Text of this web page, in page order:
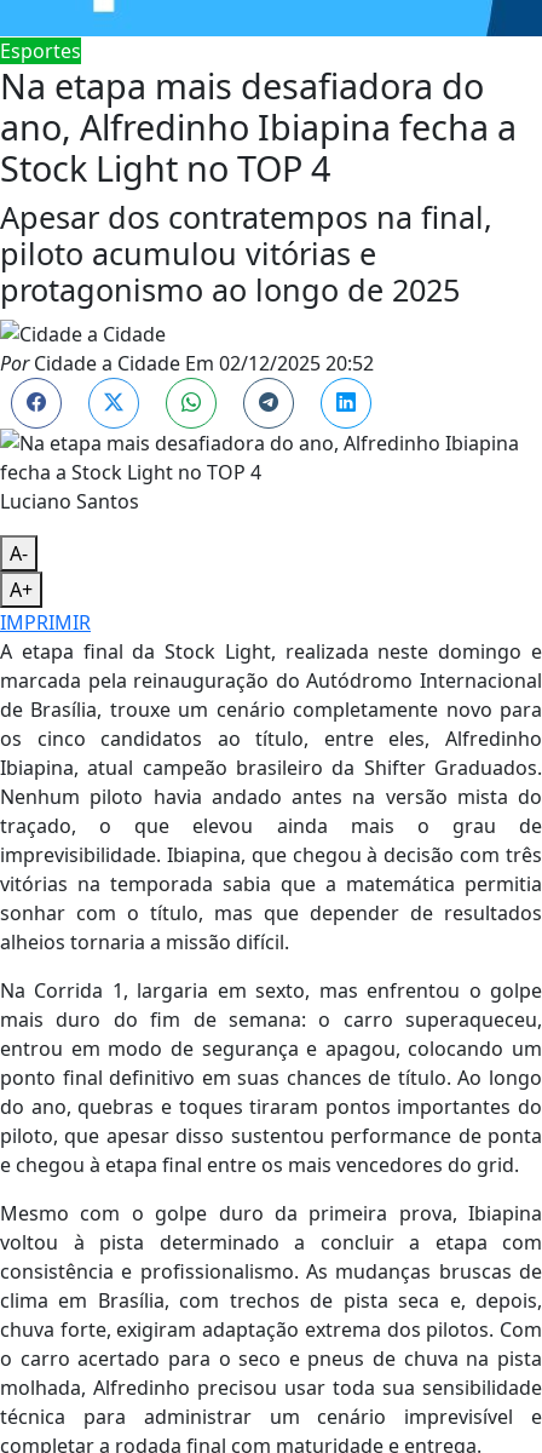
Esportes
Na etapa mais desafiadora do
ano, Alfredinho Ibiapina fecha a
Stock Light no TOP 4
Apesar dos contratempos na final,
piloto acumulou vitórias e
protagonismo ao longo de 2025
PorCidade a Cidade Em 02/12/2025 20:52
Luciano Santos
A-
A+
IMPRIMIR
A etapa final da Stock Light, realizada neste domingo e
marcada pela reinauguração do Autódromo Internacional
de Brasília, trouxe um cenário completamente novo para
os cinco candidatos ao título, entre eles, Alfredinho
Ibiapina, atual campeão brasileiro da Shifter Graduados.
Nenhum piloto havia andado antes na versão mista do
traçado, o que elevou ainda mais o grau de
imprevisibilidade. Ibiapina, que chegou à decisão com três
vitórias na temporada sabia que a matemática permitia
sonhar com o título, mas que depender de resultados
alheios tornaria a missão difícil.
Na Corrida 1, largaria em sexto, mas enfrentou o golpe
mais duro do fim de semana: o carro superaqueceu,
entrou em modo de segurança e apagou, colocando um
ponto final definitivo em suas chances de título. Ao longo
do ano, quebras e toques tiraram pontos importantes do
piloto, que apesar disso sustentou performance de ponta
e chegou à etapa final entre os mais vencedores do grid.
Mesmo com o golpe duro da primeira prova, Ibiapina
voltou à pista determinado a concluir a etapa com
consistência e profissionalismo. As mudanças bruscas de
clima em Brasília, com trechos de pista seca e, depois,
chuva forte, exigiram adaptação extrema dos pilotos. Com
o carro acertado para o seco e pneus de chuva na pista
molhada, Alfredinho precisou usar toda sua sensibilidade
técnica para administrar um cenário imprevisível e
completar a rodada final com maturidade e entrega.